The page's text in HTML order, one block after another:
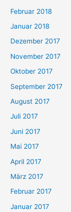
Februar 2018
Januar 2018
Dezember 2017
November 2017
Oktober 2017
September 2017
August 2017
Juli 2017
Juni 2017
Mai 2017
April 2017
März 2017
Februar 2017
Januar 2017